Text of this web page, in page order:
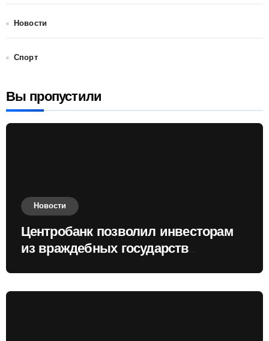
Новости
Спорт
Вы пропустили
Новости
Центробанк позволил инвесторам
из враждебных государств